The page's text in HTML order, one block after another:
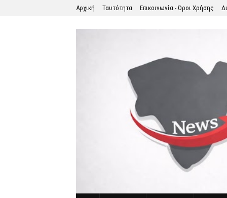
Αρχική Ταυτότητα Επικοινωνία - Όροι Χρήσης